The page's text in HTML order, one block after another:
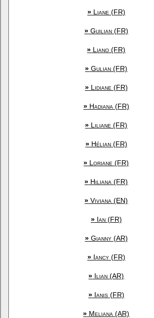
»Liane (FR)
»Guilian (FR)
» Liano (FR)
» Gulian (FR)
»Lidiane (FR)
»Hadiana (FR)
» Liliane (FR)
»Hélian (FR)
» Loriane (FR)
» Hiliana (FR)
» Viviana (EN)
»Ian (FR)
»Gianny (AR)
»Iancy (FR)
» Ilian (AR)
»Ianis (FR)
» Meliana (AR)